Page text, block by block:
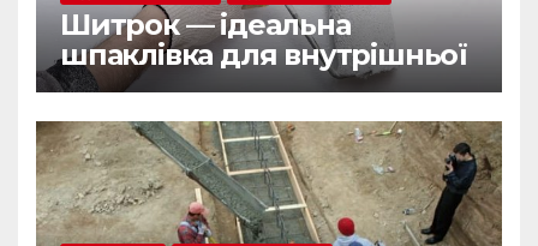
Шитрок — ідеальна
шпаклівка для внутрішньої
обробки